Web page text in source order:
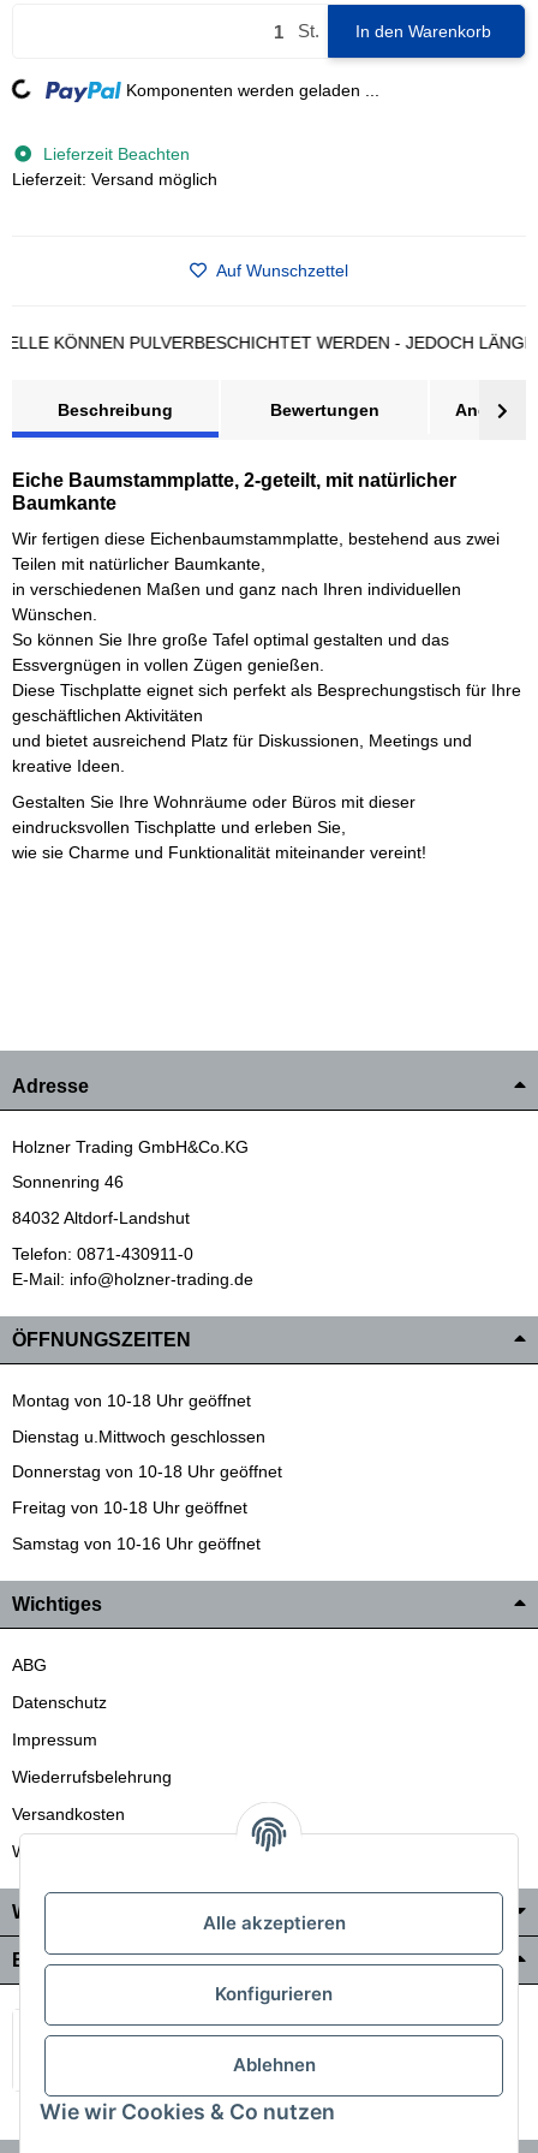
St. In den Warenkorb
Loading... Komponenten werden geladen ...
Lieferzeit Beachten
Lieferzeit: Versand möglich
Auf Wunschzettel
KÖNNEN PULVERBESCHICHTET WERDEN - JEDOCH LÄNGERE
Beschreibung Bewertungen Angebot
Eiche Baumstammplatte, 2-geteilt, mit natürlicher
Baumkante
Wir fertigen diese Eichenbaumstammplatte, bestehend aus zwei
Teilen mit natürlicher Baumkante,
in verschiedenen Maßen und ganz nach Ihren individuellen
Wünschen.
So können Sie Ihre große Tafel optimal gestalten und das
Essvergnügen in vollen Zügen genießen.
Diese Tischplatte eignet sich perfekt als Besprechungstisch für Ihre
geschäftlichen Aktivitäten
und bietet ausreichend Platz für Diskussionen, Meetings und
kreative Ideen.
Gestalten Sie Ihre Wohnräume oder Büros mit dieser
eindrucksvollen Tischplatte und erleben Sie,
wie sie Charme und Funktionalität miteinander vereint!
Adresse
Holzner Trading GmbH&Co.KG
Sonnenring 46
84032 Altdorf-Landshut
Telefon: 0871-430911-0
E-Mail: info@holzner-trading.de
ÖFFNUNGSZEITEN
Montag von 10-18 Uhr geöffnet
Dienstag u.Mittwoch geschlossen
Donnerstag von 10-18 Uhr geöffnet
Freitag von 10-18 Uhr geöffnet
Samstag von 10-16 Uhr geöffnet
Wichtiges
ABG
Datenschutz
Impressum
Wiederrufsbelehrung
Versandkosten
Wir liefern auch in die Schweiz
Wo Sie uns finden
Bezahlung & Versand
Alle akzeptieren
Konfigurieren
Ablehnen
Wie wir Cookies & Co nutzen